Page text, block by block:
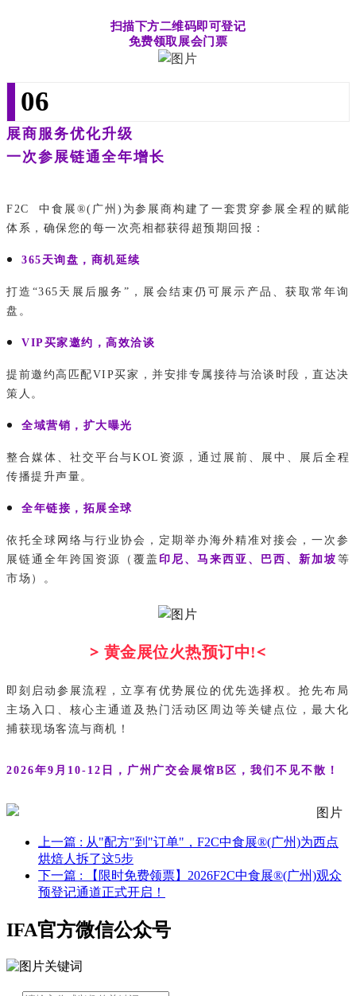
扫描下方二维码即可登记
免费领取展会门票
06
展商服务优化升级
一次参展链通全年增长
F2C
中食展®(广州)为参展商构建了一套贯穿参展全程的赋能
体系，确保您的每一次亮相都获得超预期回报：
365天询盘，商机延续
打造“365天展后服务”，展会结束仍可展示产品、获取常年询
盘。
VIP买家邀约，高效洽谈
提前邀约高匹配VIP买家，并安排专属接待与洽谈时段，直达决
策人。
全域营销，扩大曝光
整合媒体、社交平台与KOL资源，通过展前、展中、展后全程
传播提升声量。
全年链接，拓展全球
依托全球网络与行业协会，定期举办海外精准对接会，一次参
展链通全年跨国资源
（覆盖 印尼、马来西亚、巴西、新加坡 等
市场）
。
> 黄金展位火热预订中!<
即刻启动参展流程，立享有优势展位的优先选择权。抢先布局
主场入口、核心主通道及热门活动区周边等关键点位，最大化
捕获现场客流与商机！
2026年9月10-12日，广州广交会展馆B区，我们不见不散！
上一篇 : 从"配方"到"订单"，F2C中食展®(广州)为西点
烘焙人拆了这5步
下一篇 : 【限时免费领票】2026F2C中食展®(广州)观众
预登记通道正式开启！
IFA官方微信公众号